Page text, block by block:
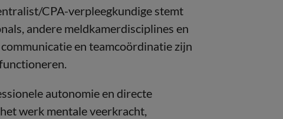
CPA-verpleegkundige stemt
andere meldkamerdisciplines en
en teamcoördinatie zijn
autonomie en directe
werk mentale veerkracht,